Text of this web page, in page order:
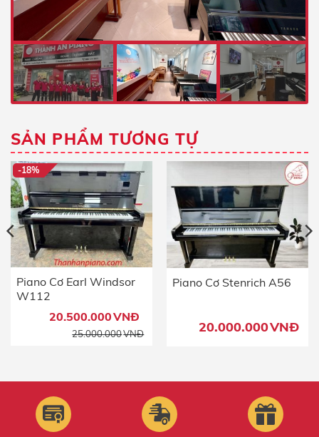
SẢN PHẨM TƯƠNG TỰ
-18%
Piano Cơ Earl Windsor
W112
25.000.000VNĐ
20.500.000VNĐ
20.500.000VNĐ.
Piano Cơ Stenrich A56
20.000.000VNĐ